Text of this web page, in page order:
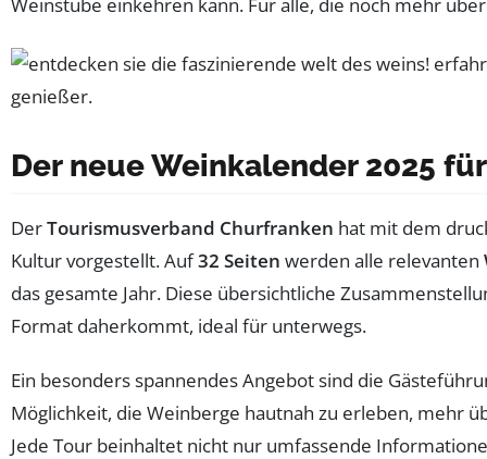
Der neue Weinkalender 2025
DerTourismusverband Churfranken hat mit dem
Kultur vorgestellt. Auf32 Seiten werden alle relevanten
das gesamte Jahr. Diese übersichtliche
Format daherkommt, ideal für unterwegs.
Ein besonders spannendes Angebot sind die
Möglichkeit, die Weinberge hautnah zu erleben, mehr
Jede Tour beinhaltet nicht nur umfassende